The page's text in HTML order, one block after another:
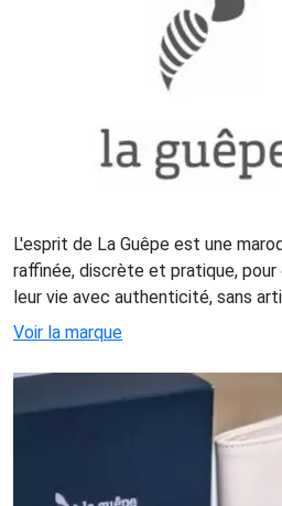
L'esprit de La Guêpe est une
raffinée, discrète et pratique,
leur vie avec authenticité, sans
Voir la marque